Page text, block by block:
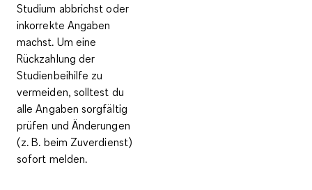
Studium abbrichst oder
inkorrekte Angaben
machst. Um eine
Rückzahlung der
Studienbeihilfe zu
vermeiden, solltest du
alle Angaben sorgfältig
prüfen und Änderungen
(z. B. beim Zuverdienst)
sofort melden.